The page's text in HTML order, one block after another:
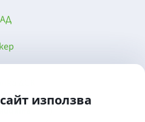
използва
ДСК